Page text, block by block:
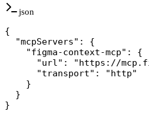
json
{
  "mcpServers": {
    "figma-context-mcp": {
"url": "https://
      "transport": "http"
    }
  }
}